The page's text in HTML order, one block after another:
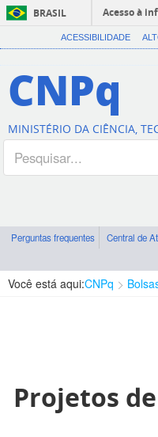
BRASIL
Acesso à
ACESSIBILIDADE
CNPq
MINISTÉRIO DA CIÊNCIA,
Perguntas frequentes Central de
Você está aqui:CNPq
Projetos